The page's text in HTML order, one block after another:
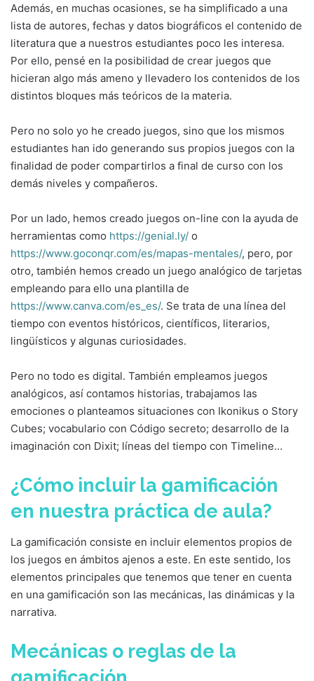
Además, en muchas ocasiones, se ha simplificado a una
lista de autores, fechas y datos biográficos el contenido de
literatura que a nuestros estudiantes poco les interesa.
Por ello, pensé en la posibilidad de crear juegos que
hicieran algo más ameno y llevadero los contenidos de los
distintos bloques más teóricos de la materia.
Pero no solo yo he creado juegos, sino que los mismos
estudiantes han ido generando sus propios juegos con la
finalidad de poder compartirlos a final de curso con los
demás niveles y compañeros.
Por un lado, hemos creado juegos on-line con la ayuda de
herramientas como https://genial.ly/ o
https://www.goconqr.com/es/mapas-mentales/, pero, por
otro, también hemos creado un juego analógico de tarjetas
empleando para ello una plantilla de
https://www.canva.com/es_es/. Se trata de una línea del
tiempo con eventos históricos, científicos, literarios,
lingüísticos y algunas curiosidades.
Pero no todo es digital. También empleamos juegos
analógicos, así contamos historias, trabajamos las
emociones o planteamos situaciones con Ikonikus o Story
Cubes; vocabulario con Código secreto; desarrollo de la
imaginación con Dixit; líneas del tiempo con Timeline…
¿Cómo incluir la gamificación
en nuestra práctica de aula?
La gamificación consiste en incluir elementos propios de
los juegos en ámbitos ajenos a este. En este sentido, los
elementos principales que tenemos que tener en cuenta
en una gamificación son las mecánicas, las dinámicas y la
narrativa.
Mecánicas o reglas de la